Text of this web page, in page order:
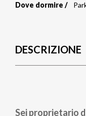
pane
Dove dormire
DESCRIZIONE
Sei proprietario